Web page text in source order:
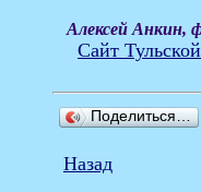
Алексей Анкин,
Сайт
Поделиться…
Назад